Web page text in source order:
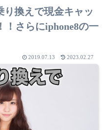
り換えで現金キャッ
！さらにiphone8の一
2019.07.13 2023.02.27